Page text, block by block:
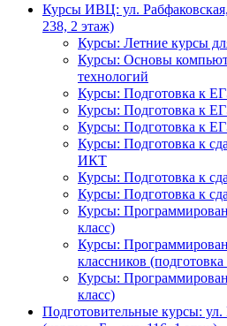
Курсы ИВЦ: ул.
238, 2 этаж)
Курсы: Летние курсы
Курсы: Основы
технологий
Курсы: Подготовка к
Курсы: Подготовка к
Курсы: Подготовка к
Курсы: Подготовка к
ИКТ
Курсы: Подготовка к
Курсы: Подготовка к
Курсы:
класс)
Курсы:
классников
Курсы:
класс)
Подготовительные курсы: ул.